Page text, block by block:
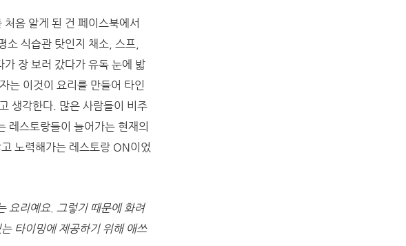
음 알게 된 건 페이스북에서
소 식습관 탓인지 채소, 스프,
장 보러 갔다가 유독 눈에 밟
는 이것이 요리를 만들어 타인
생각한다. 많은 사람들이 비주
레스토랑들이 늘어가는 현재의
노력해가는 레스토랑 ON이었
요리예요. 그렇기 때문에 화려
타이밍에 제공하기 위해 애쓰